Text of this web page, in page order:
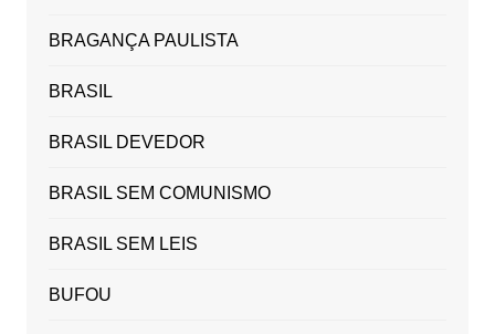
BRAGANÇA PAULISTA
BRASIL
BRASIL DEVEDOR
BRASIL SEM COMUNISMO
BRASIL SEM LEIS
BUFOU